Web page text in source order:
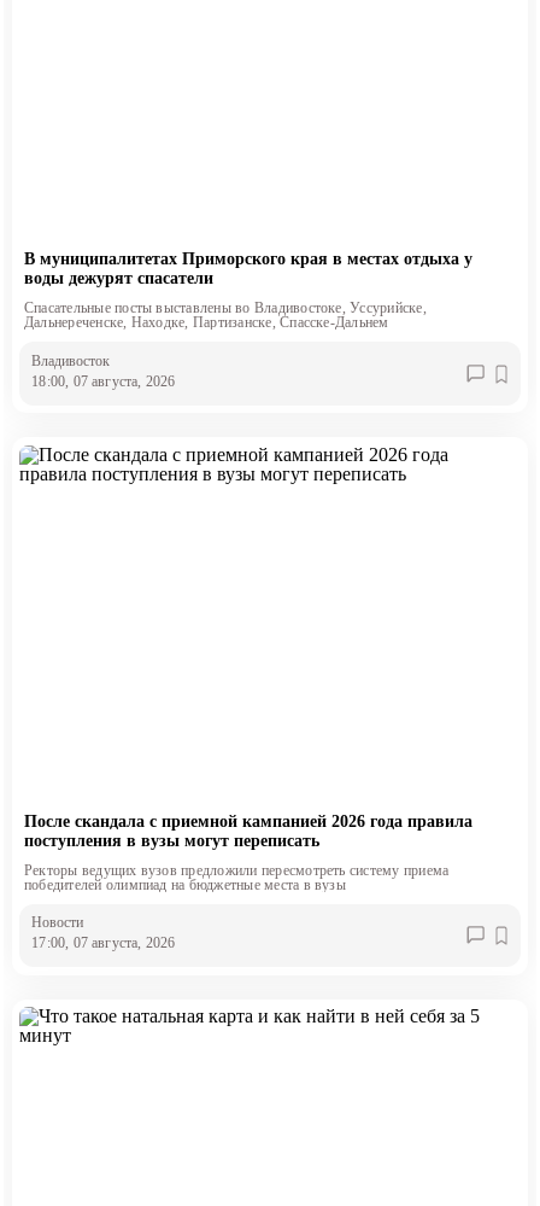
В муниципалитетах Приморского края в местах отдыха у
воды дежурят спасатели
Спасательные посты выставлены во Владивостоке, Уссурийске,
Дальнереченске, Находке, Партизанске, Спасске-Дальнем
Владивосток
18:00, 07 августа, 2026
После скандала с приемной кампанией 2026 года правила
поступления в вузы могут переписать
Ректоры ведущих вузов предложили пересмотреть систему приема
победителей олимпиад на бюджетные места в вузы
Новости
17:00, 07 августа, 2026